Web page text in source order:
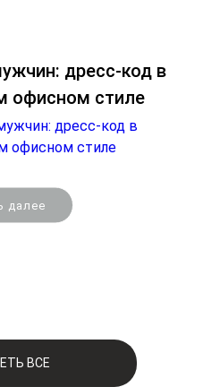
далее
дресс-код в
офисном стиле
ВСЕ